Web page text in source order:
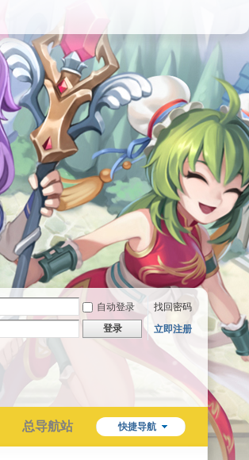
自动登录
找回密码
登录 立即注册
快捷导航
总导航站